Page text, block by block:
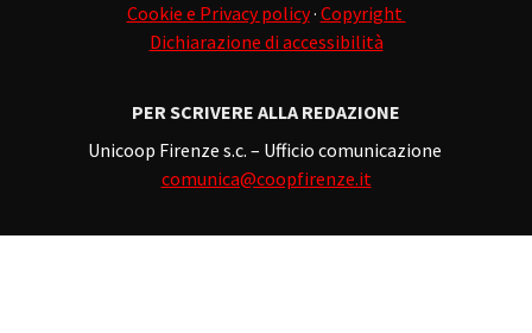
Cookie e Privacy policy· Copyright
Dichiarazione di accessibilità
PER SCRIVERE ALLA REDAZIONE
Unicoop Firenze s.c. – Ufficio comunicazione
comunica@coopfirenze.it